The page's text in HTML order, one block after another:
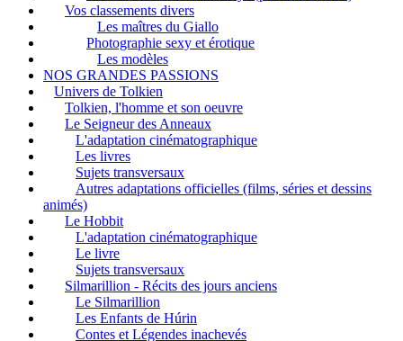
Vos classements divers
Les maîtres du Giallo
Photographie sexy et érotique
Les modèles
NOS GRANDES PASSIONS
Univers de Tolkien
Tolkien, l'homme et son oeuvre
Le Seigneur des Anneaux
L'adaptation cinématographique
Les livres
Sujets transversaux
Autres adaptations officielles (films, séries et dessins
animés)
Le Hobbit
L'adaptation cinématographique
Le livre
Sujets transversaux
Silmarillion - Récits des jours anciens
Le Silmarillion
Les Enfants de Húrin
Contes et Légendes inachevés